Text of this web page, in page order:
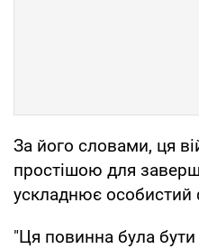
За його словами, ця
простішою для
ускладнює особистий
"Ця повинна була